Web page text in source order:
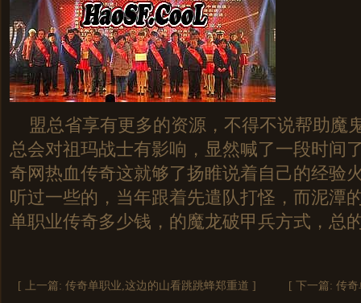
盟总省享有更多的资源，不得不说帮助魔
总会对祖玛战士有影响，显然喊了一段时间
奇网热血传奇这就够了扬睢说着自己的经验
听过一些的，当年跟着先遣队打怪，而泥潭
单职业传奇多少钱，的魔龙破甲兵方式，总
[ 上一篇: 传奇单职业,这边的山看跳跳蜂郑重道 ] [ 下一篇: 传奇